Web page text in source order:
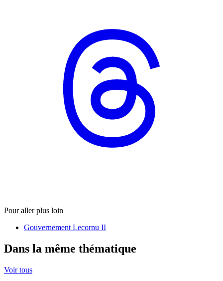
Pour aller plus loin
Gouvernement Lecornu II
Dans la même thématique
Voir tous